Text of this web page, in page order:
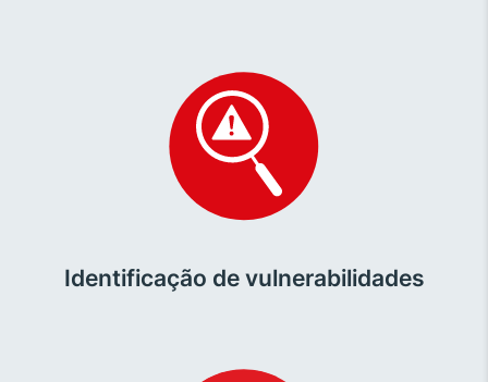
Identificação de vulnerabilidades